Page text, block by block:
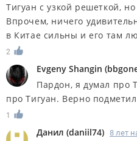
Тигуан с узкой решеткой,
Впрочем, ничего
в Китае сильны и его там
2
Evgeny Shangin (
Пардон, я думал про
про Тигуан. Верно
1
Данил (daniil74) 8 лет